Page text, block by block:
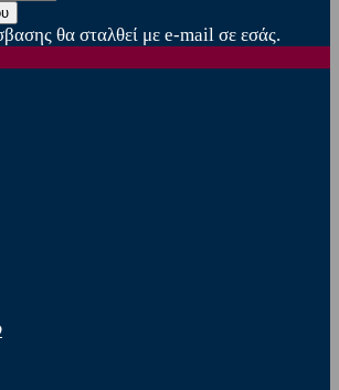
θα σταλθεί με e-mail σε εσάς.